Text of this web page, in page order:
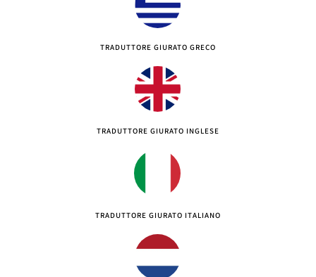
TRADUTTORE GIURATO GRECO
TRADUTTORE GIURATO INGLESE
TRADUTTORE GIURATO ITALIANO